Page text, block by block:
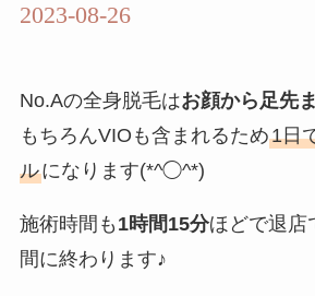
2023-08-26
No.Aの全身脱毛はお顔から足先
もちろんVIOも含まれるため1日
ルになります(*^◯^*)
施術時間も 1時間15分ほどで退店
間に終わります♪